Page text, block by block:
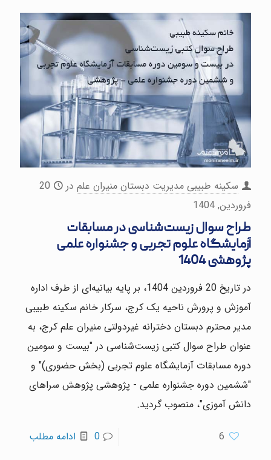
سکینه طبیبی مدیریت دبستان منیران علم در
20
فروردین, 1404
طراح سوال زیست‌شناسی در مسابقات
آزمایشگاه علوم تجربی و جشنواره علمی
پژوهشی 1404
در تاریخ 20 فروردین 1404، بر پایه بیانیه‌ای از طرف اداره
آموزش و پرورش ناحیه یک کرج، سرکار خانم سکینه طبیبی
مدیر محترم دبستان دخترانه غیردولتی منیران علم کرج، به
عنوان طراح سوال کتبی زیست‌شناسی در "بیست و سومین
دوره مسابقات آزمایشگاه علوم تجربی (بخش حضوری)" و
"ششمین دوره جشنواره علمی - پژوهشی پژوهش سراهای
دانش آموزی"، منصوب گردید.
6
0 ادامه مطلب